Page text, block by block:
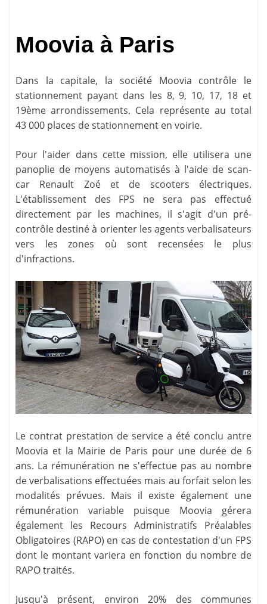
Moovia à Paris
Dans la capitale, la société Moovia contrôle le
stationnement payant dans les 8, 9, 10, 17, 18 et
19ème arrondissements. Cela représente au total
43 000 places de stationnement en voirie.
Pour l'aider dans cette mission, elle utilisera une
panoplie de moyens automatisés à l'aide de scan-
car Renault Zoé et de scooters électriques.
L'établissement des FPS ne sera pas effectué
directement par les machines, il s'agit d'un pré-
contrôle destiné à orienter les agents verbalisateurs
vers les zones où sont recensées le plus
d'infractions.
Le contrat prestation de service a été conclu antre
Moovia et la Mairie de Paris pour une durée de 6
ans. La rémunération ne s'effectue pas au nombre
de verbalisations effectuées mais au forfait selon les
modalités prévues. Mais il existe également une
rémunération variable puisque Moovia gérera
également les Recours Administratifs Préalables
Obligatoires (RAPO) en cas de contestation d'un FPS
dont le montant variera en fonction du nombre de
RAPO traités.
Jusqu'à présent, environ 20% des communes